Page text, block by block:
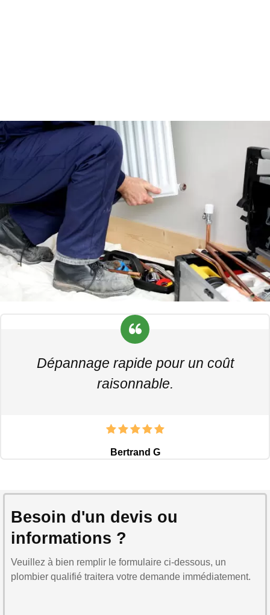
Dépannage rapide pour un coût
raisonnable.
Bertrand G
Besoin d'un devis ou
informations ?
Veuillez à bien remplir le formulaire ci-dessous, un
plombier qualifié traitera votre demande immédiatement.